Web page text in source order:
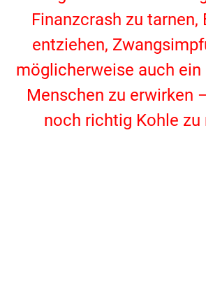
Finanzcrash zu tarnen,
entziehen,
möglicherweise auch ein
Menschen zu erwirken
noch richtig Kohle zu